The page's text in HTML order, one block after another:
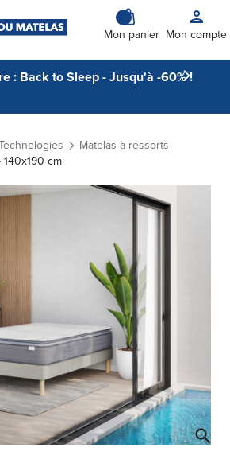
Mon panier Mon compte
: Back to Sleep - Jusqu'à -60% !
Matelas à ressorts
cm